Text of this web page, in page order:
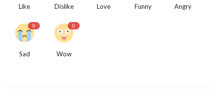
Like Dislike Love Funny Angry
0
Sad
0
Wow